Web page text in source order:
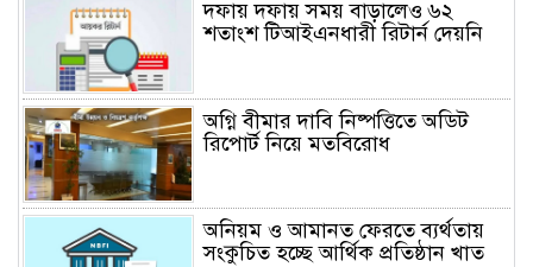
দফায় দফায় সময় বাড়ালেও ৬২
শতাংশ টিআইএনধারী রিটার্ন দেয়নি
অগ্নি বীমার দাবি নিষ্পত্তিতে অডিট
রিপোর্ট নিয়ে মতবিরোধ
অনিয়ম ও আমানত ফেরতে ব্যর্থতায়
সংকুচিত হচ্ছে আর্থিক প্রতিষ্ঠান খাত